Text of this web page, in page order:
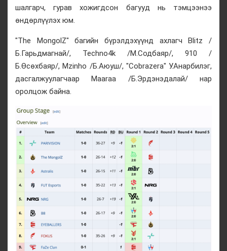
шалгарч, гурав хожигдсон багууд нь тэмцээнээ
өндөрлүүлэх юм.
"The MongolZ" багийн бүрэлдэхүүнд ахлагч Blitz /
Б.Гарьдмагнай/, Techno4k /М.Содбаяр/, 910 /
Б.Өсөхбаяр/, Mzinho /Б.Аюуш/, "Cobrazera" У.Анарбилэг,
дасгалжуулагчаар Maaraa /Б.Эрдэнэдалай/ нар
оролцож байна.